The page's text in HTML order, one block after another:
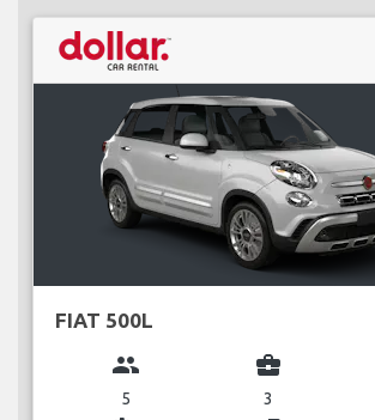
FIAT 500L
group
5
business_center
3